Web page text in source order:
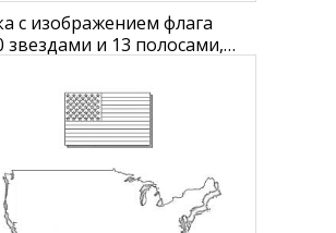
с изображением флага
и 13 полосами,